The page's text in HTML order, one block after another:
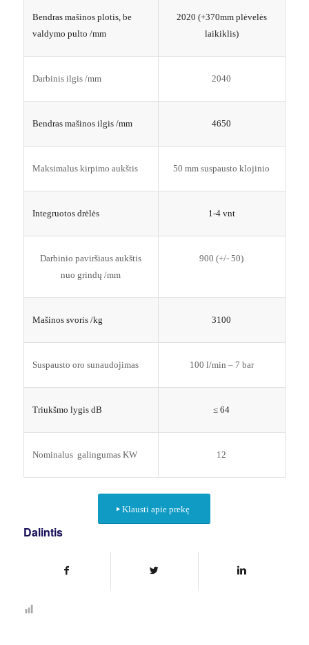
Bendras mašinos plotis, be
valdymo pulto /mm
2020 (+370mm plėvelės
laikiklis)
Darbinis ilgis /mm 2040
Bendras mašinos ilgis /mm 4650
Maksimalus kirpimo aukštis 50 mm suspausto klojinio
Integruotos drėlės 1-4 vnt
Darbinio paviršiaus aukštis
nuo grindų /mm
900 (+/- 50)
Mašinos svoris /kg 3100
Suspausto oro sunaudojimas 100 l/min – 7 bar
Triukšmo lygis dB ≤ 64
Nominalus galingumas KW 12
Klausti apie prekę
Dalintis